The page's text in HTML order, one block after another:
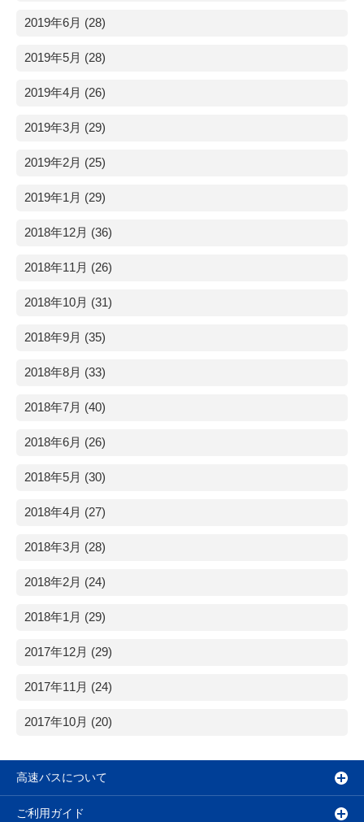
2019年6月 (28)
2019年5月 (28)
2019年4月 (26)
2019年3月 (29)
2019年2月 (25)
2019年1月 (29)
2018年12月 (36)
2018年11月 (26)
2018年10月 (31)
2018年9月 (35)
2018年8月 (33)
2018年7月 (40)
2018年6月 (26)
2018年5月 (30)
2018年4月 (27)
2018年3月 (28)
2018年2月 (24)
2018年1月 (29)
2017年12月 (29)
2017年11月 (24)
2017年10月 (20)
高速バスについて
ご利用ガイド